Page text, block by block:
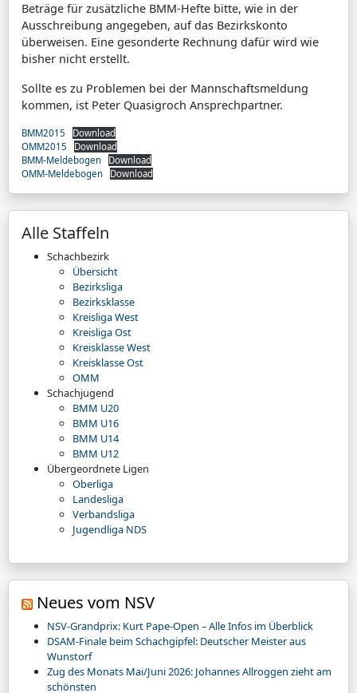
Beträge für zusätzliche BMM-Hefte bitte, wie in der
Ausschreibung angegeben, auf das Bezirkskonto
überweisen. Eine gesonderte Rechnung dafür wird wie
bisher nicht erstellt.
Sollte es zu Problemen bei der Mannschaftsmeldung
kommen, ist Peter Quasigroch Ansprechpartner.
BMM2015
Download
OMM2015
Download
BMM-Meldebogen
Download
OMM-Meldebogen
Download
Alle Staffeln
Schachbezirk
Übersicht
Bezirksliga
Bezirksklasse
Kreisliga West
Kreisliga Ost
Kreisklasse West
Kreisklasse Ost
OMM
Schachjugend
BMM U20
BMM U16
BMM U14
BMM U12
Übergeordnete Ligen
Oberliga
Landesliga
Verbandsliga
Jugendliga NDS
Neues vom NSV
NSV-Grandprix: Kurt Pape-Open – Alle Infos im Überblick
DSAM-Finale beim Schachgipfel: Deutscher Meister aus
Wunstorf
Zug des Monats Mai/Juni 2026: Johannes Allroggen zieht am
schönsten